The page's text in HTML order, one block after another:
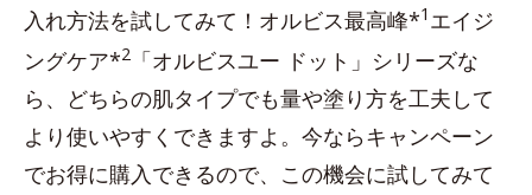
入れ方法を試してみて！オルビス最高峰*1 エイジ
ングケア*2 「オルビスユー ドット」シリーズな
ら、どちらの肌タイプでも量や塗り方を工夫して
より使いやすくできますよ。今ならキャンペーン
でお得に購入できるので、この機会に試してみて